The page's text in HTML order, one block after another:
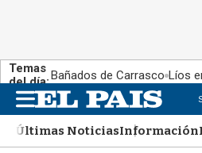
Temas
del día:Bañados de Carrasco Líos
M
e
n
u
Últimas NoticiasInformación